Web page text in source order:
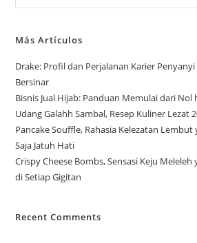
Más Artículos
Drake: Profil dan Perjalanan Karier
Bersinar
Bisnis Jual Hijab: Panduan Memulai dari Nol
Udang Galahh Sambal, Resep Kuliner Lezat
Pancake Souffle, Rahasia Kelezatan
Saja Jatuh Hati
Crispy Cheese Bombs, Sensasi Keju
di Setiap Gigitan
Recent Comments